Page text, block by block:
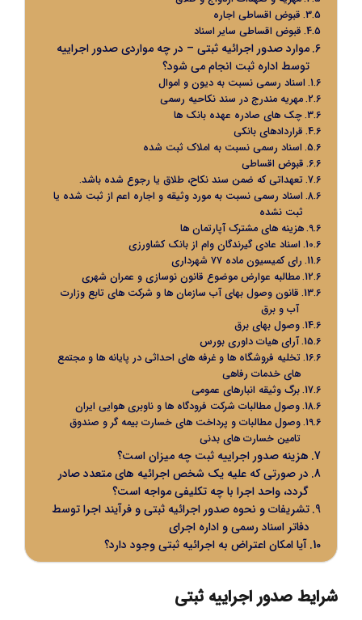
قبوض اقساطی اجاره
قبوض اقساطی سایر اسناد
موارد صدور اجرائیه ثبتی – در چه مواردی صدور اجراییه
توسط اداره ثبت انجام می شود؟
اسناد رسمی نسبت به دیون و اموال
مهریه مندرج در سند نکاحیه رسمی
چک های صادره عهده بانک ها
قراردادهای بانکی
اسناد رسمی نسبت به املاک ثبت شده
قبوض اقساطی
تعهداتی که ضمن سند نکاح، طلاق یا رجوع شده باشد.
اسناد رسمی نسبت به مورد وثیقه و اجاره اعم از ثبت شده یا
ثبت نشده
هزینه های مشترک آپارتمان ها
اسناد عادی گیرندگان وام از بانک کشاورزی
رای کمیسیون ماده ۷۷ شهرداری
مطالبه عوارض موضوع قانون نوسازی و عمران شهری
‌قانون وصول بهای آب سازمان ها و شرکت های تابع وزارت
آب و برق
وصول بهای برق
آرای هیات داوری بورس
تخلیه فروشگاه ها و غرفه های احداثی در پایانه ها و مجتمع
های خدمات رفاهی
برگ وثیقه انبارهای عمومی
وصول مطالبات شرکت فرودگاه ها و ناوبری هوایی ایران
وصول مطالبات و پرداخت های خسارت بیمه گر و صندوق
تامین خسارت های بدنی
هزینه صدور اجراییه ثبت چه میزان است؟
در صورتی که علیه یک شخص اجرائیه های متعدد صادر
گردد، واحد اجرا با چه تکلیفی مواجه است؟
تشریفات و نحوه صدور اجرائیه ثبتی و فرآیند اجرا توسط
دفاتر اسناد رسمی و اداره اجرای
آیا امکان اعتراض به اجرائیه ثبتی وجود دارد؟
شرایط صدور اجراییه ثبتی